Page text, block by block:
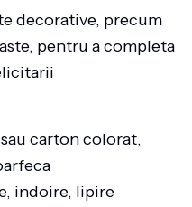
decorative, precum
pentru a completa
carton colorat,
indoire, lipire